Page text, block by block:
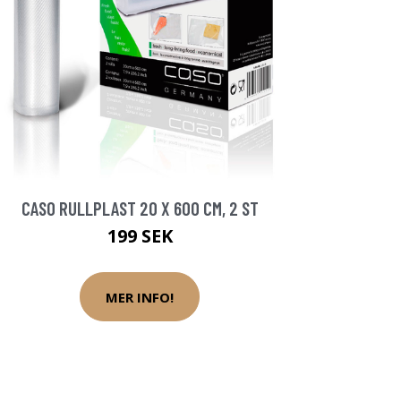
CASO RULLPLAST 20 X 600 CM, 2 ST
199 SEK
MER INFO!